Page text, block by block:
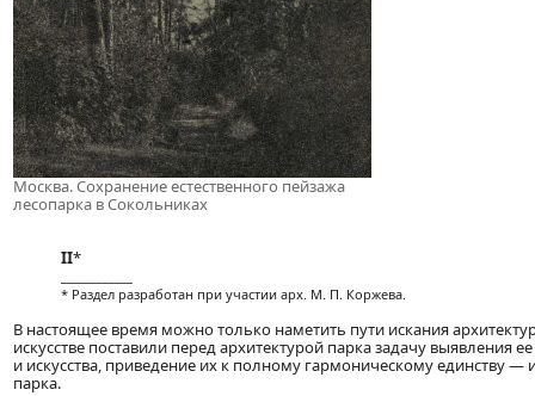
Москва. Сохранение естественного пейзажа
лесопарка в Сокольниках
ІІ*
* Раздел разработан при участии арх. М. П. Коржева.
В настоящее время можно только наметить пути искания
искусстве поставили перед архитектурой парка задачу
и искусства, приведение их к полному гармоническому единству
парка.